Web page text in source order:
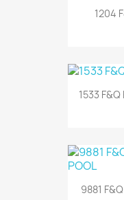
1204
1533
9881